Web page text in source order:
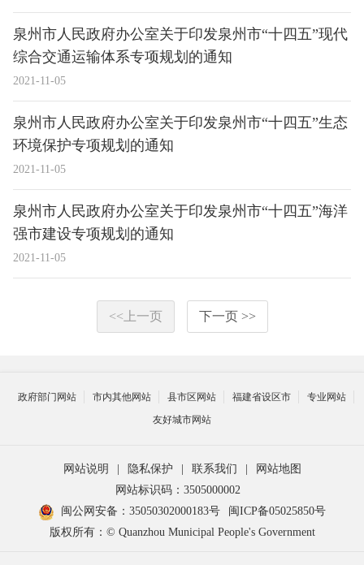
2021-11-05
泉州市人民政府办公室关于印发泉州市“十四五”现代
综合交通运输体系专项规划的通知
2021-11-05
泉州市人民政府办公室关于印发泉州市“十四五”生态
环境保护专项规划的通知
2021-11-05
泉州市人民政府办公室关于印发泉州市“十四五”海洋
强市建设专项规划的通知
<<上一页 下一页 >>
政府部门网站 市内其他网站 县市区网站 福建省设区市
专业网站
友好城市网站
网站说明 隐私保护 联系我们
网站地图
网站标识码：3505000002
闽公网安备：35050302000183号
闽ICP备05025850号
版权所有：© Quanzhou Municipal People's Government